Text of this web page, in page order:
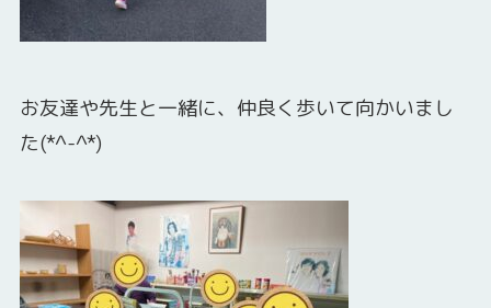
お友達や先生と一緒に、仲良く歩いて向かいまし
た(*^-^*)